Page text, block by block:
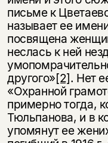
письме к
называет ее
посвящена
неслась к ней
другого»[2]. Нет
«Охранной
примерно тогда,
Тюльпанова, и в
упомянут ее